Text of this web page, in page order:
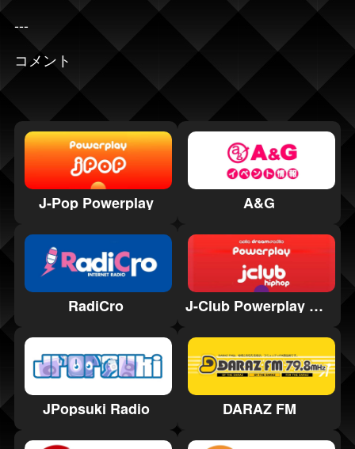
---
コメント
J-Pop Powerplay A&G
RadiCro J-Club Powerplay HipHop
JPopsuki Radio DARAZ FM